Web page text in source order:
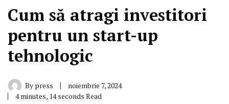
Cum să atragi investitori
pentru un start-up
tehnologic
By press
noiembrie 7, 2024
4 minutes, 14 seconds Read